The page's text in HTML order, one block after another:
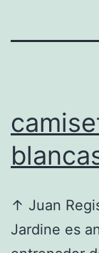
↑ Juan
Jardine es